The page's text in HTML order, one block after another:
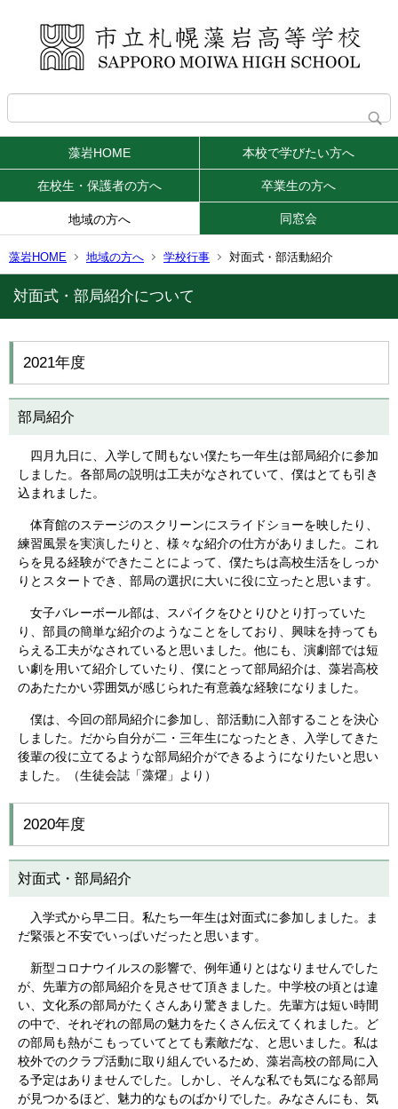
藻岩HOME 本校で学びたい方へ
在校生・保護者の方へ 卒業生の方へ
地域の方へ 同窓会
藻岩HOME 地域の方へ 学校行事 対面式・部活動紹介
対面式・部局紹介について
2021年度
部局紹介
四月九日に、入学して間もない僕たち一年生は部局紹介に参加
しました。各部局の説明は工夫がなされていて、僕はとても引き
込まれました。
体育館のステージのスクリーンにスライドショーを映したり、
練習風景を実演したりと、様々な紹介の仕方がありました。これ
らを見る経験ができたことによって、僕たちは高校生活をしっか
りとスタートでき、部局の選択に大いに役に立ったと思います。
女子バレーボール部は、スパイクをひとりひとり打っていた
り、部員の簡単な紹介のようなことをしており、興味を持っても
らえる工夫がなされていると思いました。他にも、演劇部では短
い劇を用いて紹介していたり、僕にとって部局紹介は、藻岩高校
のあたたかい雰囲気が感じられた有意義な経験になりました。
僕は、今回の部局紹介に参加し、部活動に入部することを決心
しました。だから自分が二・三年生になったとき、入学してきた
後輩の役に立てるような部局紹介ができるようになりたいと思い
ました。（生徒会誌「藻燿」より）
2020年度
対面式・部局紹介
入学式から早二日。私たち一年生は対面式に参加しました。ま
だ緊張と不安でいっぱいだったと思います。
新型コロナウイルスの影響で、例年通りとはなりませんでした
が、先輩方の部局紹介を見させて頂きました。中学校の頃とは違
い、文化系の部局がたくさんあり驚きました。先輩方は短い時間
の中で、それぞれの部局の魅力をたくさん伝えてくれました。ど
の部局も熱がこもっていてとても素敵だな、と思いました。私は
校外でのクラプ活動に取り組んでいるため、藻岩高校の部局に入
る予定はありませんでした。しかし、そんな私でも気になる部局
が見つかるほど、魅力的なものばかりでした。みなさんにも、気